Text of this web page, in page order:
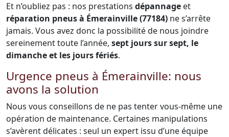
Et n’oubliez pas : nos prestations dépannage et
réparation pneus à Émerainville (77184) ne s’arrête
jamais. Vous avez donc la possibilité de nous joindre
sereinement toute l’année, sept jours sur sept, le
dimanche et les jours fériés.
Urgence pneus à Émerainville: nous
avons la solution
Nous vous conseillons de ne pas tenter vous-même une
opération de maintenance. Certaines manipulations
s’avèrent délicates : seul un expert issu d’une équipe